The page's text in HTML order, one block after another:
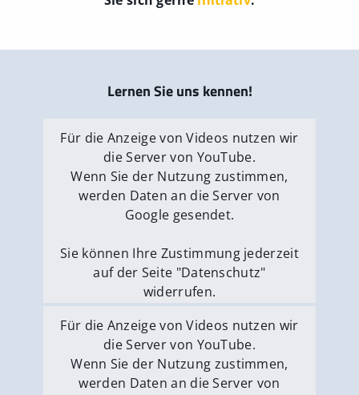
Lernen Sie uns kennen!
Für die Anzeige von Videos nutzen wir
die Server von YouTube.
Wenn Sie der Nutzung zustimmen,
werden Daten an die Server von
Google gesendet.
Sie können Ihre Zustimmung jederzeit
auf der Seite "Datenschutz"
widerrufen.
Externe Medien erlauben
Für die Anzeige von Videos nutzen wir
die Server von YouTube.
Wenn Sie der Nutzung zustimmen,
werden Daten an die Server von